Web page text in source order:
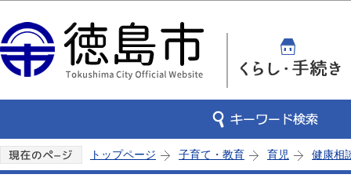
トップページ 子育て・教育 育児 健康相